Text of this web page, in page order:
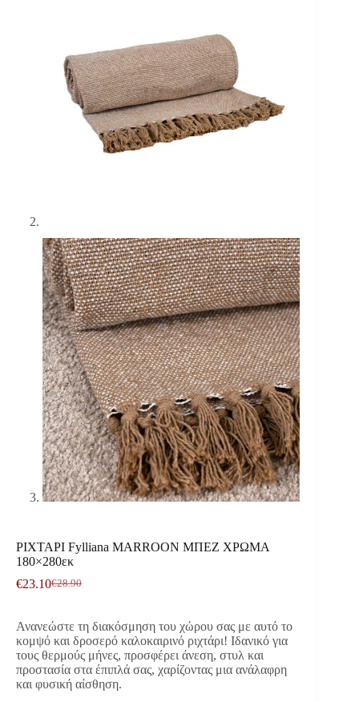
ΡΙΧΤΑΡΙ Fylliana MARROON ΜΠΕΖ ΧΡΩΜΑ
180×280εκ
€28.90
Original
was:
€28.90.
€23.10Η
τιμή
είναι:
€23.10.
Ανανεώστε τη διακόσμηση του χώρου σας με αυτό το
κομψό και δροσερό καλοκαιρινό ριχτάρι! Ιδανικό για
τους θερμούς μήνες, προσφέρει άνεση, στυλ και
προστασία στα έπιπλά σας, χαρίζοντας μια ανάλαφρη
και φυσική αίσθηση.